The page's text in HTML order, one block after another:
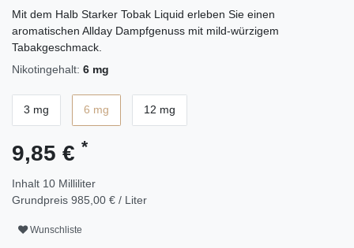
Mit dem Halb Starker Tobak Liquid erleben Sie einen
aromatischen Allday Dampfgenuss mit mild-würzigem
Tabakgeschmack.
Nikotingehalt: 6 mg
3 mg 6 mg 12 mg
9,85 € *
Inhalt 10 Milliliter
Grundpreis 985,00 € / Liter
Wunschliste